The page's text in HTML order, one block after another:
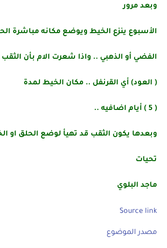
وبعد مرور
الأسبوع ينزع الخيط ويوضع مكانه مباشرة
الفضي أو الذهبي .. واذا شعرت الام بأن الثقب
( العود) أي القرنفل .. مكان الخيط لمدة
( 5 ) أيام اضافيه ..
وبعدها يكون الثقب قد تهيأ لوضع الحلق او
تحيات
ماجد البلوي
Source link
مصدر الموضوع